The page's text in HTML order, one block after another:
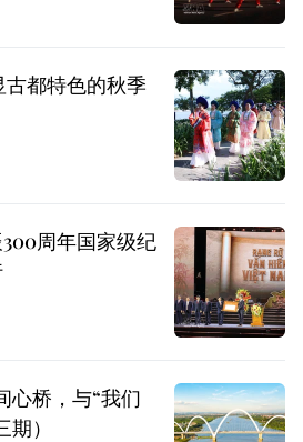
都特色的秋季
周年国家级纪
心桥，与“我们
）